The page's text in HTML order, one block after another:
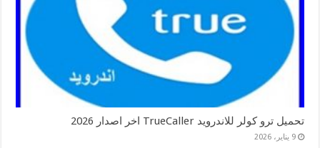
تحميل ترو كولر للاندرويد TrueCaller اخر اصدار 2026
9 يناير، 2026